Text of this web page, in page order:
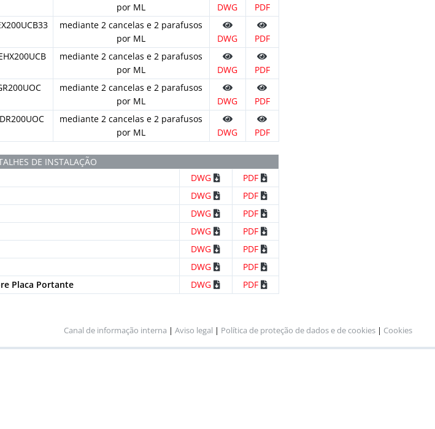
por ML
DWG
PDF
mediante 2 cancelas e 2 parafusos
por ML
DWG
PDF
mediante 2 cancelas e 2 parafusos
por ML
DWG
PDF
mediante 2 cancelas e 2 parafusos
por ML
DWG
PDF
mediante 2 cancelas e 2 parafusos
por ML
DWG PDF
DE INSTALAÇÃO
DWG
PDF
DWG
PDF
DWG
PDF
DWG
PDF
DWG
PDF
DWG
PDF
Placa Portante
DWG PDF
Canal de informação interna | Aviso legal | Política de proteção de dados e de cookies | Cookies